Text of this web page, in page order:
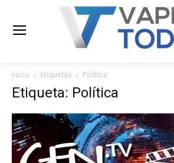
Inicio Etiquetas Política
Etiqueta: Política